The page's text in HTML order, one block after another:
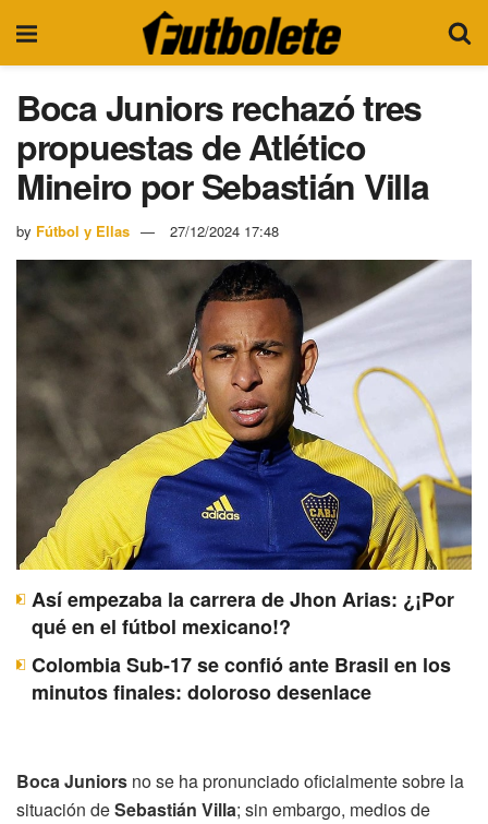
Boca Juniors rechazó tres
propuestas de Atlético
Mineiro por Sebastián Villa
by Fútbol y Ellas 27/12/2024 17:48
Así empezaba la carrera de Jhon Arias: ¿¡Por
qué en el fútbol mexicano!?
Colombia Sub-17 se confió ante Brasil en los
minutos finales: doloroso desenlace
Boca Juniors no se ha pronunciado oficialmente sobre la
situación deSebastián Villa; sin embargo, medios de